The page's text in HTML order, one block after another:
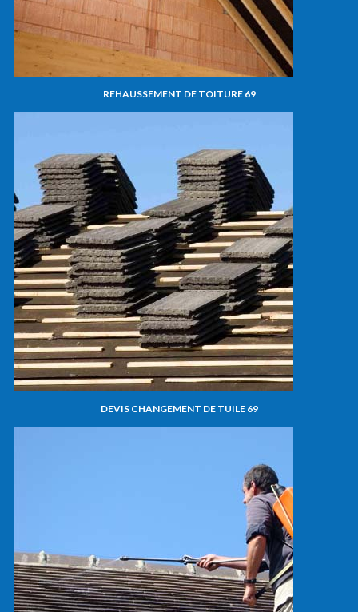
REHAUSSEMENT DE TOITURE 69
DEVIS CHANGEMENT DE TUILE 69